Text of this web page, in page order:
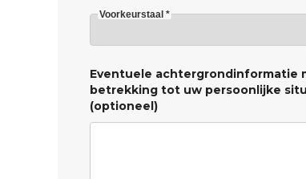
Voorkeurstaal *
Eventuele achtergrondinformatie
betrekking tot uw persoonlijke
(optioneel)